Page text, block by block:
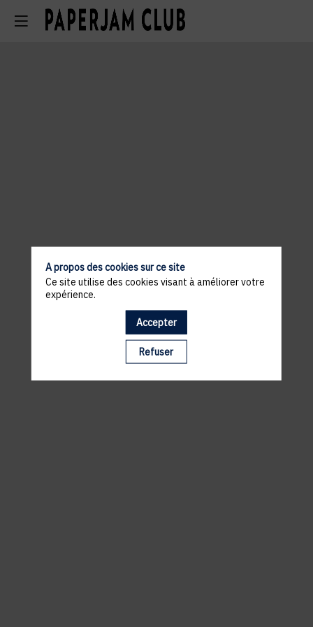
Il manque du contenu : rafraichissez votre navigateur
A propos des cookies sur ce site
Ce site utilise des cookies visant à améliorer votre
expérience.
Accepter
Refuser